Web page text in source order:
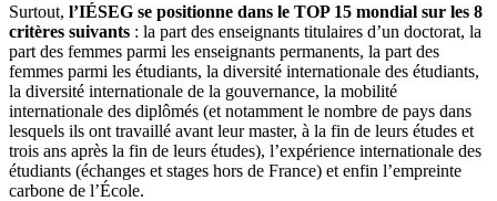
Surtout, l’IÉSEG se positionne dans le TOP 15 mondial sur les 8
critères suivants : la part des enseignants titulaires d’un doctorat, la
part des femmes parmi les enseignants permanents, la part des
femmes parmi les étudiants, la diversité internationale des étudiants,
la diversité internationale de la gouvernance, la mobilité
internationale des diplômés (et notamment le nombre de pays dans
lesquels ils ont travaillé avant leur master, à la fin de leurs études et
trois ans après la fin de leurs études), l’expérience internationale des
étudiants (échanges et stages hors de France) et enfin l’empreinte
carbone de l’École.